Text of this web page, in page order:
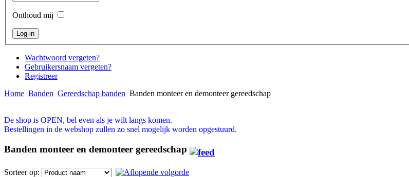
Onthoud mij
Wachtwoord vergeten?
Gebruikersnaam vergeten?
Registreer
Home Banden Gereedschap banden Banden monteer en demonteer gereedschap
De shop is OPEN, bel even als je wilt langs komen.
Bestellingen in de webshop zullen zo snel mogelijk worden opgestuurd.
Banden monteer en demonteer gereedschap
Sorteer op: